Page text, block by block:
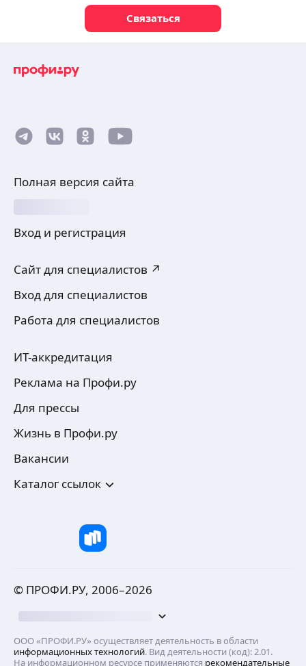
Связаться
Полная версия сайта
Вход и регистрация
Сайт для специалистов ↗
Вход для специалистов
Работа для специалистов
ИТ-аккредитация
Реклама на Профи.ру
Для прессы
Жизнь в Профи.ру
Вакансии
Каталог ссылок
© ПРОФИ.РУ, 2006–2026
ООО «ПРОФИ.РУ» осуществляет деятельность в области
информационных технологий. Вид деятельности (код): 2.01.
На информационном ресурсе применяются рекомендательные